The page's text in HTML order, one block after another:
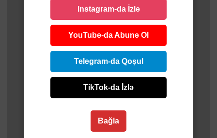
Instagram-da İzlə
YouTube-da Abunə Ol
Telegram-da Qoşul
TikTok-da İzlə
Bağla